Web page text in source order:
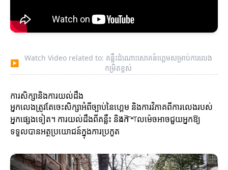
▶
Watch Video related to: គន្លឹះដំណោះសោគន៍ហ្គេមសម្រាប់ការលេង
កម្រិតខ្ពស់
ការសិក្សានិងការយល់ដឹង
អ្នកលេងត្រូវតែចេះសិក្សាអំពីច្បាប់នៃហ្គេម និងការវិភាគពីការលេងរបស់
អ្នកផ្សេងទៀត។ ការយល់ដឹងពីគន្លឹះ និងកৌশលម៉េចអាចជួយអ្នកឱ្យ
ទទួលបានអត្ថប្រយោជន៍ក្នុងការប្រកួត